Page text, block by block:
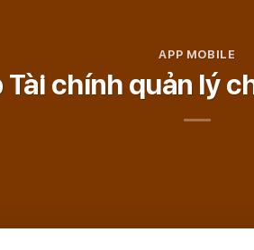
APP MOBILE
chính quản lý